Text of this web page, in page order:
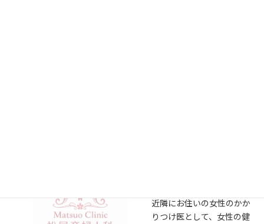
近隣にお住いの女性のかか
りつけ医として、女性の健